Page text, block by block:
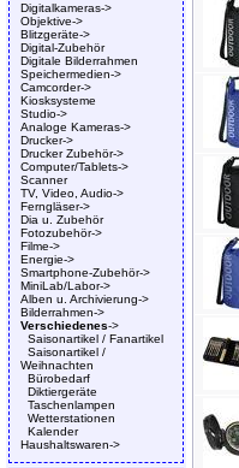
Digitalkameras->
Objektive->
Blitzgeräte->
Digital-Zubehör
Digitale Bilderrahmen
Speichermedien->
Camcorder->
Kiosksysteme
Studio->
Analoge Kameras->
Drucker->
Drucker Zubehör->
Computer/Tablets->
Scanner
TV, Video, Audio->
Ferngläser->
Dia u. Zubehör
Fotozubehör->
Filme->
Energie->
Smartphone-Zubehör->
MiniLab/Labor->
Alben u. Archivierung->
Bilderrahmen->
Verschiedenes->
Saisonartikel / Fanartikel
Saisonartikel /
Weihnachten
Bürobedarf
Diktiergeräte
Taschenlampen
Wetterstationen
Kalender
Haushaltswaren->